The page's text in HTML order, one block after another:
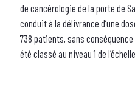
de cancérologie de la porte de
conduit à la délivrance d’une
738 patients, sans
été classé au niveau 1 de